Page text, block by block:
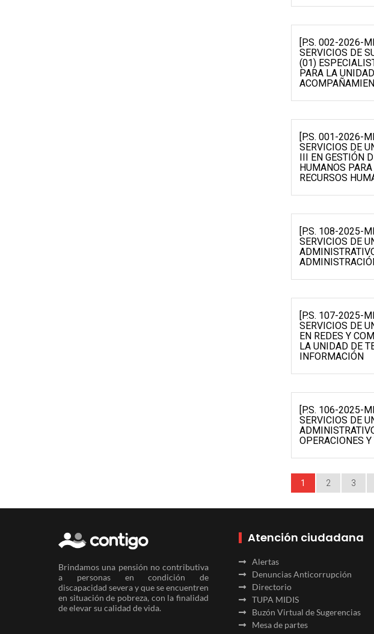
[P.S. 002-2026-
SERVICIOS DE
(01)
PARA LA
[P.S. 001-2026-
SERVICIOS DE
III EN GESTIÓN
HUMANOS
RECURSOS
[P.S. 108-2025-
SERVICIOS DE
[P.S. 107-2025-
SERVICIOS DE
EN REDES Y
LA UNIDAD DE
INFORMACIÓN
[P.S. 106-2025-
SERVICIOS DE
OPERACIONES
1 2 3
Brindamos una pensión no contributiva
a personas en condición de
discapacidad severa y que se encuentren
en situación de pobreza, con la finalidad
de elevar su calidad de vida.
Atención ciudadana
Alertas
Denuncias Anticorrupción
Directorio
TUPA MIDIS
Buzón Virtual de Sugerencias
Mesa de partes